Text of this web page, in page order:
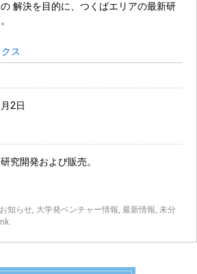
解決を目的に、つくばエリアの最新研
ス
2日
究開発および販売。
お知らせ, 大学発ベンチャー情報, 最新情報, 未分
.